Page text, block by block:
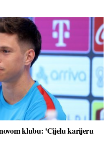
klubu: 'Cijelu karijeru